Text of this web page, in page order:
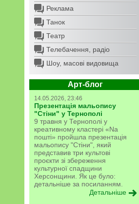
Реклама
Танок
Театр
Телебачення, радіо
Шоу, масові видовища
Арт-блог
14.05.2026, 23:46
Презентація мальопису
"Стіни" у Тернополі
9 травня у Тернополі у
креативному кластері «Na
пошті» пройшла презентація
мальопису "Стіни", який
представив три культові
проєкти зі збереження
культурної спадщини
Херсонщини. Як це було:
детальніше за посиланням.
Детальніше